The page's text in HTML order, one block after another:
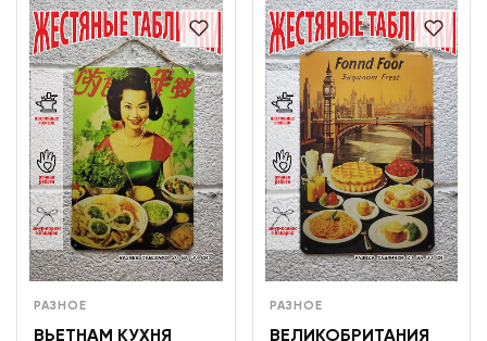
РАЗНОЕ
ВЬЕТНАМ КУХНЯ
РАЗНОЕ
ВЕЛИКОБРИТАНИЯ